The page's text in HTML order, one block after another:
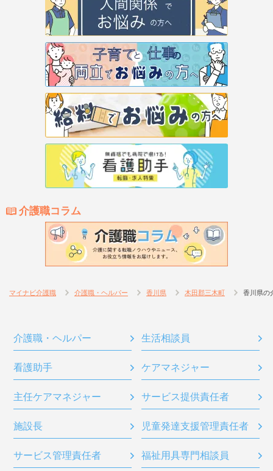
介護職コラム
マイナビ介護職 介護職・ヘルパー 香川県 木田郡三木町 香川県の
介護職・ヘルパー 生活相談員
看護助手 ケアマネジャー
主任ケアマネジャー サービス提供責任者
施設長 児童発達支援管理責任者
サービス管理責任者 福祉用具専門相談員